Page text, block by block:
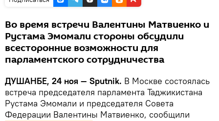
Во время встречи Валентины Матвиенко и
Рустама Эмомали стороны обсудили
всесторонние возможности для
парламентского сотрудничества
ДУШАНБЕ, 24 ноя — Sputnik. В Москве состоялась
встреча председателя парламента Таджикистана
Рустама Эмомали и председателя Совета
Федерации Валентины Матвиенко, сообщили